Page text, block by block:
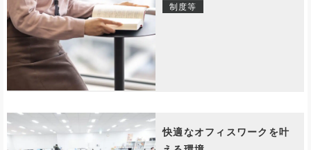
制度等
快適なオフィスワークを叶